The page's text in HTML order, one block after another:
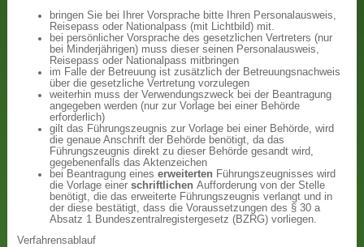
bringen Sie bei Ihrer Vorsprache bitte Ihren Personalausweis,
Reisepass oder Nationalpass (mit Lichtbild) mit.
bei persönlicher Vorsprache des gesetzlichen Vertreters (nur
bei Minderjährigen) muss dieser seinen Personalausweis,
Reisepass oder Nationalpass mitbringen
im Falle der Betreuung ist zusätzlich der Betreuungsnachweis
über die gesetzliche Vertretung vorzulegen
weiterhin muss der Verwendungszweck bei der Beantragung
angegeben werden (nur zur Vorlage bei einer Behörde
erforderlich)
gilt das Führungszeugnis zur Vorlage bei einer Behörde, wird
die genaue Anschrift der Behörde benötigt, da das
Führungszeugnis direkt zu dieser Behörde gesandt wird,
gegebenenfalls das Aktenzeichen
bei Beantragung eineserweiterten Führungszeugnisses wird
die Vorlage einerschriftlichen Aufforderung von der Stelle
benötigt, die das erweiterte Führungszeugnis verlangt und in
der diese bestätigt, dass die Voraussetzungen des § 30 a
Absatz 1 Bundeszentralregistergesetz (BZRG) vorliegen.
Verfahrensablauf